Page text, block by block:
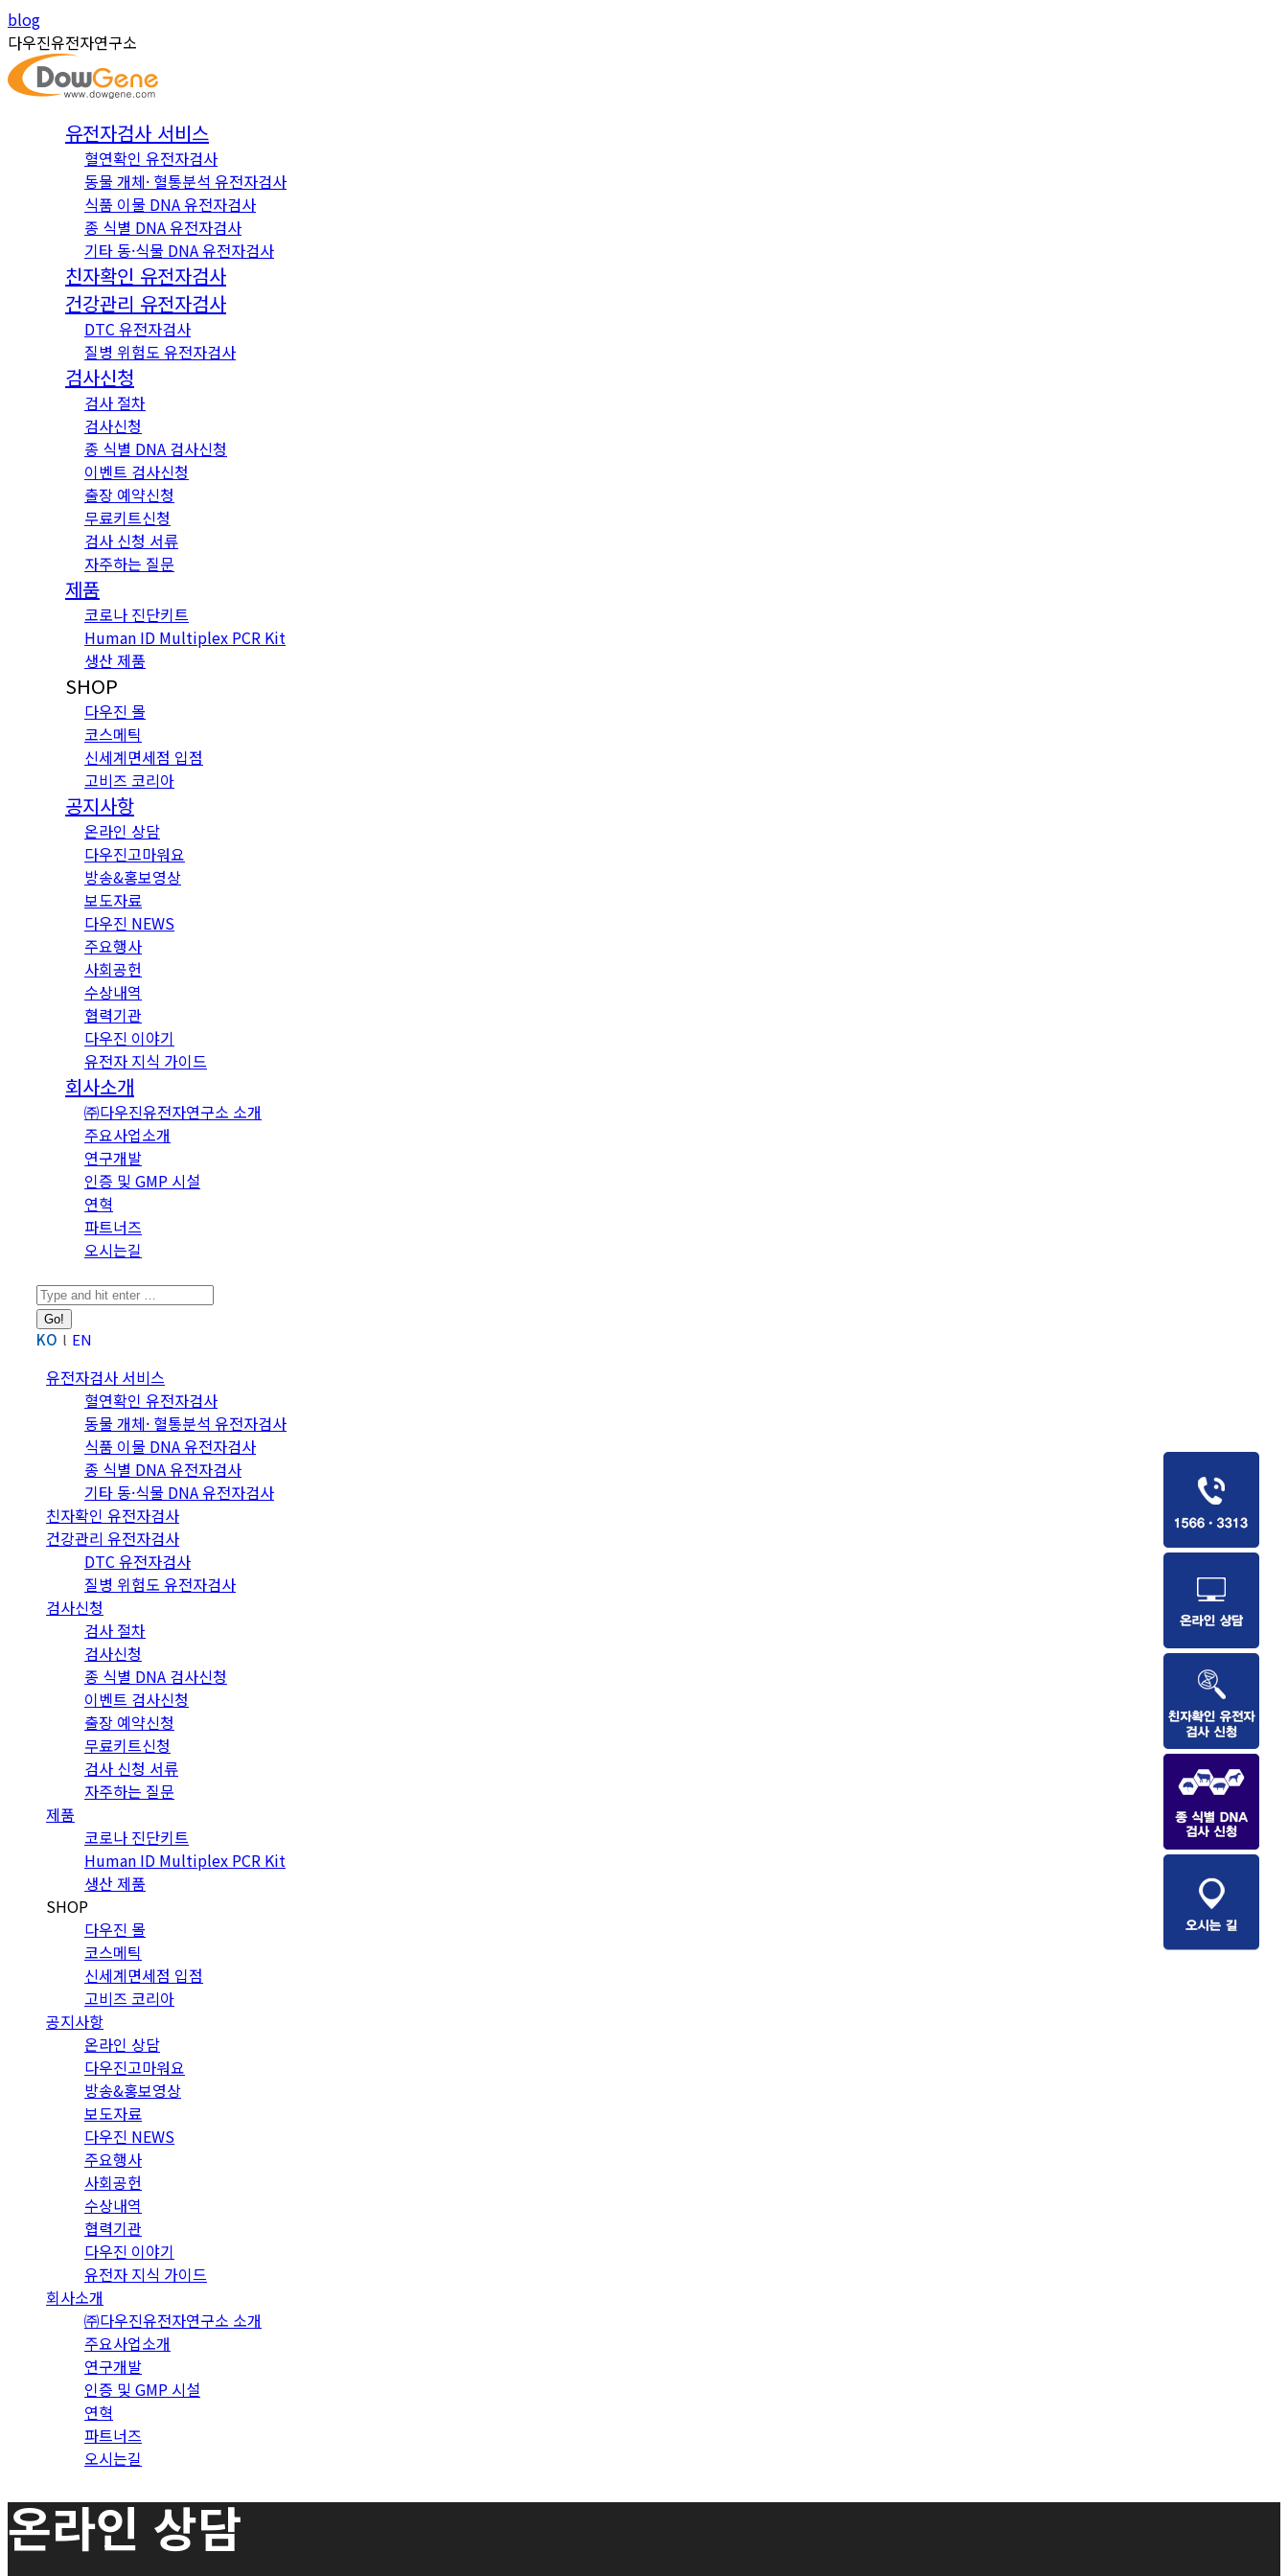
Skip
to
content
Instagram
page
opens
in
YouTube
page
opens
in
blog
다우진유전자연구소
유전자검사 서비스
혈연확인 유전자검사
동물 개체· 혈통분석 유전자검사
식품 이물 DNA 유전자검사
종 식별 DNA 유전자검사
기타 동·식물 DNA 유전자검사
친자확인 유전자검사
건강관리 유전자검사
DTC 유전자검사
질병 위험도 유전자검사
검사신청
검사 절차
검사신청
종 식별 DNA 검사신청
이벤트 검사신청
출장 예약신청
무료키트신청
검사 신청 서류
자주하는 질문
제품
코로나 진단키트
Human ID Multiplex PCR Kit
생산 제품
SHOP
다우진 몰
코스메틱
신세계면세점 입점
고비즈 코리아
공지사항
온라인 상담
다우진고마워요
방송&홍보영상
보도자료
다우진 NEWS
주요행사
사회공헌
수상내역
협력기관
다우진 이야기
유전자 지식 가이드
회사소개
㈜다우진유전자연구소 소개
주요사업소개
연구개발
인증 및 GMP 시설
연혁
파트너즈
오시는길
Search:
KO EN
유전자검사 서비스
혈연확인 유전자검사
동물 개체· 혈통분석 유전자검사
식품 이물 DNA 유전자검사
종 식별 DNA 유전자검사
기타 동·식물 DNA 유전자검사
친자확인 유전자검사
건강관리 유전자검사
DTC 유전자검사
질병 위험도 유전자검사
검사신청
검사 절차
검사신청
종 식별 DNA 검사신청
이벤트 검사신청
출장 예약신청
무료키트신청
검사 신청 서류
자주하는 질문
제품
코로나 진단키트
Human ID Multiplex PCR Kit
생산 제품
SHOP
다우진 몰
코스메틱
신세계면세점 입점
고비즈 코리아
공지사항
온라인 상담
다우진고마워요
방송&홍보영상
보도자료
다우진 NEWS
주요행사
사회공헌
수상내역
협력기관
다우진 이야기
유전자 지식 가이드
회사소개
㈜다우진유전자연구소 소개
주요사업소개
연구개발
인증 및 GMP 시설
연혁
파트너즈
오시는길
온라인 상담